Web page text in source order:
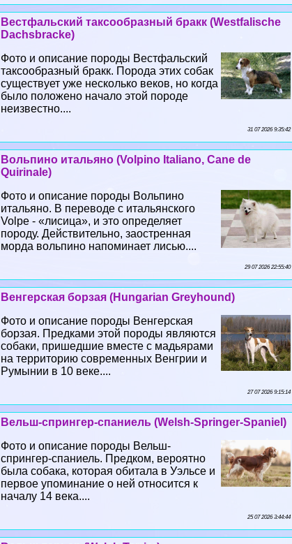
Вестфальский таксообразный бpaкк (Westfalische
Dachsbracke)
Фото и описание породы Вестфальский
таксообразный бpaкк. Порода этих собак
существует уже несколько веков, но когда
было положено начало этой породе
неизвестно....
31 07 2026 9:35:42
Вольпино итальяно (Volpino Italiano, Cane de
Quirinale)
Фото и описание породы Вольпино
итальяно. В переводе с итальянского
Volpe - «лисица», и это определяет
породу. Действительно, заостренная
морда вольпино напоминает лисью....
29 07 2026 22:55:40
Венгерская борзая (Hungarian Greyhound)
Фото и описание породы Венгерская
борзая. Предками этой породы являются
собаки, пришедшие вместе с мадьярами
на территорию современных Венгрии и
Румынии в 10 веке....
27 07 2026 9:15:14
Вельш-спрингер-спаниель (Welsh-Springer-Spaniel)
Фото и описание породы Вельш-
спрингер-спаниель. Предком, вероятно
была собака, которая обитала в Уэльсе и
первое упоминание о ней относится к
началу 14 века....
25 07 2026 3:44:44